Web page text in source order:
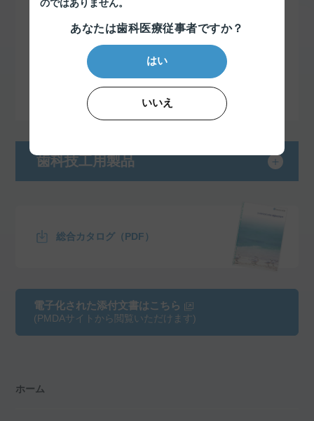
知覚過敏抑制材料
予防・衛生用品
筆・ブラシ・練和紙・混和皿
歯科技工用製品
総合カタログ（PDF）
電子化された添付文書はこちら
(PMDAサイトから閲覧いただけます)
ホーム
のではありません。
あなたは歯科医療従事者ですか？
はい
いいえ